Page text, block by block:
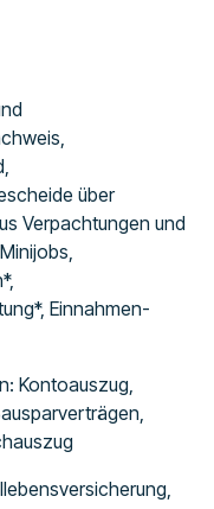
über
Verpachtungen und
Einnahmen-
Kontoauszug,